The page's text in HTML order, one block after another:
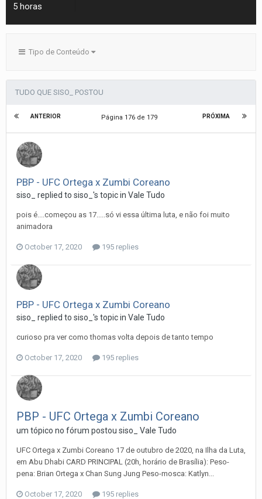
5 horas
Tipo de Conteúdo
TUDO QUE SISO_ POSTOU
ANTERIOR PRÓXIMA
Página 176 de 179
PBP - UFC Ortega x Zumbi Coreano
siso_ replied to siso_ 's topic in Vale Tudo
pois é....começou as 17.....só vi essa última luta, e não foi muito
animadora
October 17, 2020 195 replies
PBP - UFC Ortega x Zumbi Coreano
siso_ replied to siso_ 's topic in Vale Tudo
curioso pra ver como thomas volta depois de tanto tempo
October 17, 2020 195 replies
PBP - UFC Ortega x Zumbi Coreano
um tópico no fórum postou siso_ Vale Tudo
UFC Ortega x Zumbi Coreano 17 de outubro de 2020, na Ilha da Luta,
em Abu Dhabi CARD PRINCIPAL (20h, horário de Brasília): Peso-
pena: Brian Ortega x Chan Sung Jung Peso-mosca: Katlyn...
October 17, 2020 195 replies